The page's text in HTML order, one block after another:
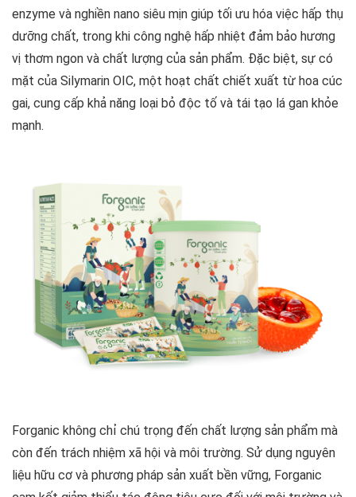
enzyme và nghiền nano siêu mịn giúp tối ưu hóa việc hấp thụ
dưỡng chất, trong khi công nghệ hấp nhiệt đảm bảo hương
vị thơm ngon và chất lượng của sản phẩm. Đặc biệt, sự có
mặt của Silymarin OIC, một hoạt chất chiết xuất từ hoa cúc
gai, cung cấp khả năng loại bỏ độc tố và tái tạo lá gan khỏe
mạnh.
Forganic không chỉ chú trọng đến chất lượng sản phẩm mà
còn đến trách nhiệm xã hội và môi trường. Sử dụng nguyên
liệu hữu cơ và phương pháp sản xuất bền vững, Forganic